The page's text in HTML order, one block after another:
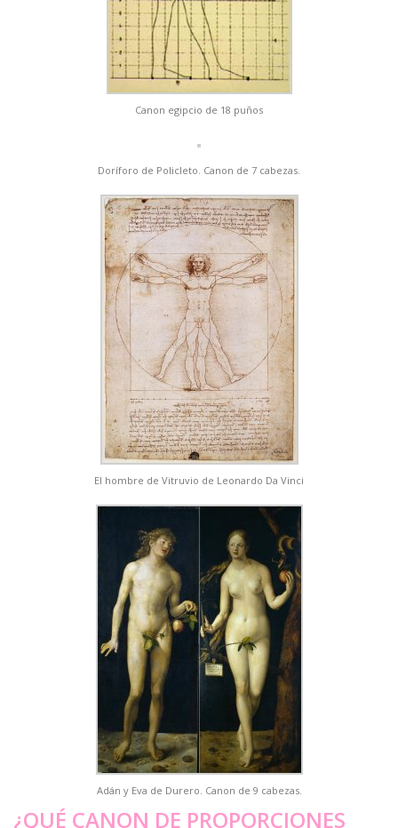
Canon egipcio de 18 puños
Doríforo de Policleto. Canon de 7 cabezas.
El hombre de Vitruvio de Leonardo Da Vinci
Adán y Eva de Durero. Canon de 9 cabezas.
¿QUÉ CANON DE PROPORCIONES